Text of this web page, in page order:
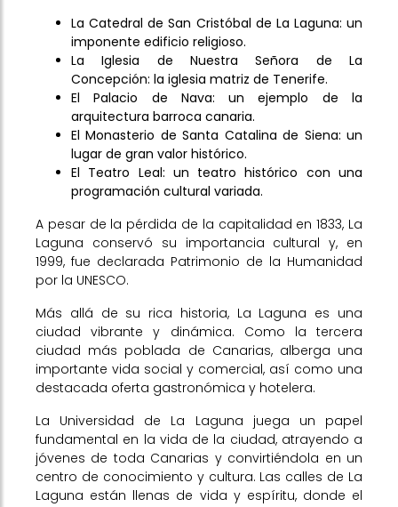
La Catedral de San Cristóbal de La Laguna: un
imponente edificio religioso.
La Iglesia de Nuestra Señora de La
Concepción: la iglesia matriz de Tenerife.
El Palacio de Nava: un ejemplo de la
arquitectura barroca canaria.
El Monasterio de Santa Catalina de Siena: un
lugar de gran valor histórico.
El Teatro Leal: un teatro histórico con una
programación cultural variada.
A pesar de la pérdida de la capitalidad en 1833, La
Laguna conservó su importancia cultural y, en
1999, fue declarada Patrimonio de la Humanidad
por la UNESCO.
Más allá de su rica historia, La Laguna es una
ciudad vibrante y dinámica. Como la tercera
ciudad más poblada de Canarias, alberga una
importante vida social y comercial, así como una
destacada oferta gastronómica y hotelera.
La Universidad de La Laguna juega un papel
fundamental en la vida de la ciudad, atrayendo a
jóvenes de toda Canarias y convirtiéndola en un
centro de conocimiento y cultura. Las calles de La
Laguna están llenas de vida y espíritu, donde el